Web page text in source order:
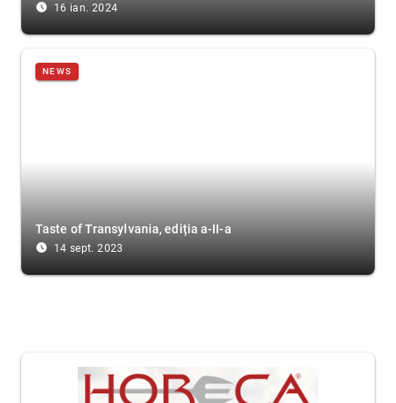
access_time_filled 16 ian. 2024
NEWS
Taste of Transylvania, ediția a-II-a
access_time_filled 14 sept. 2023